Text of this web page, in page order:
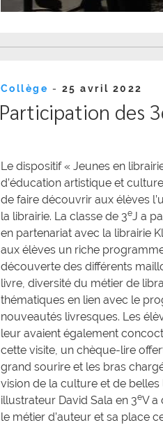
Collège - Publié
25 avril 2022
Participation des
Le dispositif « Jeunes en
d’éducation artistique et
de faire découvrir aux élèves
la librairie. La classe de 3eJ a
en partenariat avec la librairie
aux élèves un riche
découverte des différents
livre, diversité du métier de
thématiques en lien avec le
nouveautés livresques. Les
leur avaient également
cette visite, un chèque-lire
grand sourire et les bras
vision de la culture et de
illustrateur David Sala en 3eV a
le métier d’auteur et sa place